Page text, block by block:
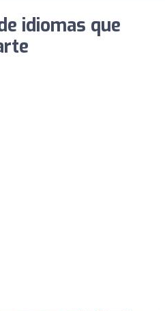
idiomas que